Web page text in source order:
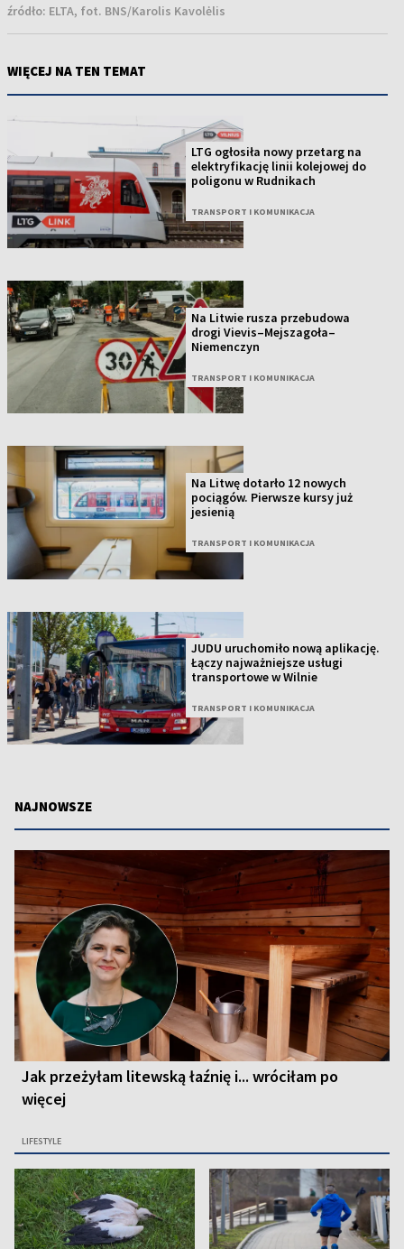
źródło: ELTA, fot. BNS/Karolis Kavolėlis
WIĘCEJ NA TEN TEMAT
LTG ogłosiła nowy przetarg na
elektryfikację linii kolejowej do
poligonu w Rudnikach
TRANSPORT I KOMUNIKACJA
Na Litwie rusza przebudowa
drogi Vievis–Mejszagoła–
Niemenczyn
TRANSPORT I KOMUNIKACJA
Na Litwę dotarło 12 nowych
pociągów. Pierwsze kursy już
jesienią
TRANSPORT I KOMUNIKACJA
JUDU uruchomiło nową aplikację.
Łączy najważniejsze usługi
transportowe w Wilnie
TRANSPORT I KOMUNIKACJA
NAJNOWSZE
Jak przeżyłam litewską łaźnię i... wróciłam po
więcej
LIFESTYLE